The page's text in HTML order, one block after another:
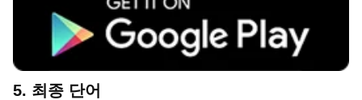
5. 최종 단어